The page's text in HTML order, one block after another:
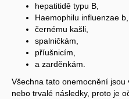
hepatitidě typu B,
Haemophilu influenzae b,
černému kašli,
spalničkám,
příušnicím,
a zarděnkám.
Všechna tato onemocnění
nebo trvalé následky, proto je